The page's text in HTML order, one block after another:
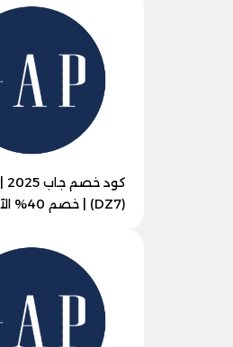
(DZ7) | خصم 40% الآن